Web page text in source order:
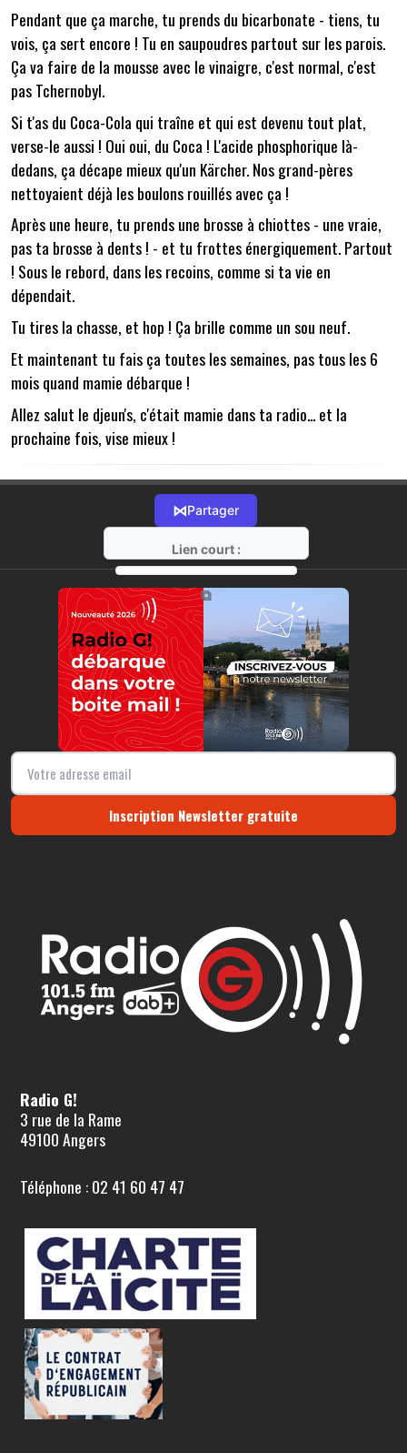
Pendant que ça marche, tu prends du bicarbonate - tiens, tu
vois, ça sert encore ! Tu en saupoudres partout sur les parois.
Ça va faire de la mousse avec le vinaigre, c'est normal, c'est
pas Tchernobyl.
Si t'as du Coca-Cola qui traîne et qui est devenu tout plat,
verse-le aussi ! Oui oui, du Coca ! L'acide phosphorique là-
dedans, ça décape mieux qu'un Kärcher. Nos grand-pères
nettoyaient déjà les boulons rouillés avec ça !
Après une heure, tu prends une brosse à chiottes - une vraie,
pas ta brosse à dents ! - et tu frottes énergiquement. Partout
! Sous le rebord, dans les recoins, comme si ta vie en
dépendait.
Tu tires la chasse, et hop ! Ça brille comme un sou neuf.
Et maintenant tu fais ça toutes les semaines, pas tous les 6
mois quand mamie débarque !
Allez salut le djeun's, c'était mamie dans ta radio... et la
prochaine fois, vise mieux !
⋈Partager
Lien court :
https://radio-g.fr?19371
⧉
Inscription Newsletter gratuite
Radio G!
3 rue de la Rame
49100 Angers
Téléphone : 02 41 60 47 47